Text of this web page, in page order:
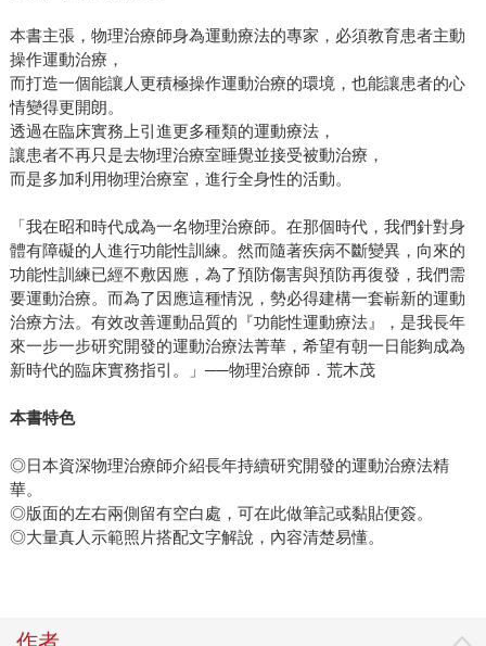
本書主張，物理治療師身為運動療法的專家，必須教育患者主動
操作運動治療，
而打造一個能讓人更積極操作運動治療的環境，也能讓患者的心
情變得更開朗。
透過在臨床實務上引進更多種類的運動療法，
讓患者不再只是去物理治療室睡覺並接受被動治療，
而是多加利用物理治療室，進行全身性的活動。
「我在昭和時代成為一名物理治療師。在那個時代，我們針對身
體有障礙的人進行功能性訓練。然而隨著疾病不斷變異，向來的
功能性訓練已經不敷因應，為了預防傷害與預防再復發，我們需
要運動治療。而為了因應這種情況，勢必得建構一套嶄新的運動
治療方法。有效改善運動品質的『功能性運動療法』，是我長年
來一步一步研究開發的運動治療法菁華，希望有朝一日能夠成為
新時代的臨床實務指引。」──物理治療師．荒木茂
本書特色
◎日本資深物理治療師介紹長年持續研究開發的運動治療法精
華。
◎版面的左右兩側留有空白處，可在此做筆記或黏貼便簽。
◎大量真人示範照片搭配文字解說，內容清楚易懂。